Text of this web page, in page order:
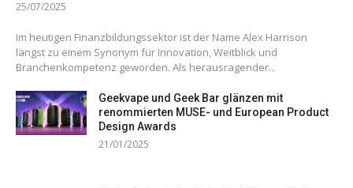
25/07/2025
Im heutigen Finanzbildungssektor ist der Name Alex Harrison
längst zu einem Synonym für Innovation, Weitblick und
Branchenkompetenz geworden. Als herausragender...
Geekvape und Geek Bar glänzen mit
renommierten MUSE- und European Product
Design Awards
21/01/2025